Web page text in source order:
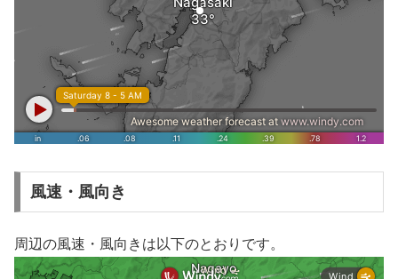
風速・風向き
周辺の風速・風向きは以下のとおりです。